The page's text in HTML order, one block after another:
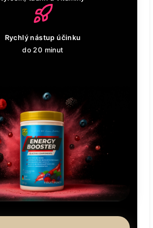
Rychlý nástup účinku
do 20 minut